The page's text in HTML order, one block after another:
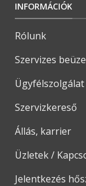
INFORMÁCIÓK
Rólunk
Szervizes
Ügyfélszolgálat
Szervizkereső
Állás, karrier
Üzletek /
Jelentkezés